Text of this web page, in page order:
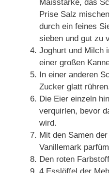
Maisstärke, das
Prise Salz
durch ein feines
sieben und gut zu
Joghurt und Milch
einer großen
In einer anderen
Zucker glatt
Die Eier einzeln
verquirlen, bevor
wird.
Mit den Samen
Vanillemark
Den roten
4 Esslöffel der